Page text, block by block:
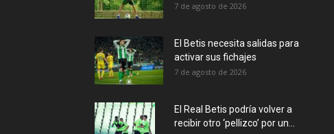
7 de agosto de 2026
El Betis necesita salidas para
activar sus fichajes
7 de agosto de 2026
El Real Betis podría volver a
recibir otro ‘pellizco’ por un...